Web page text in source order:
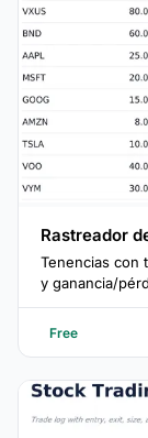
Rastreador
Tenencias con
y ganancia/
Free